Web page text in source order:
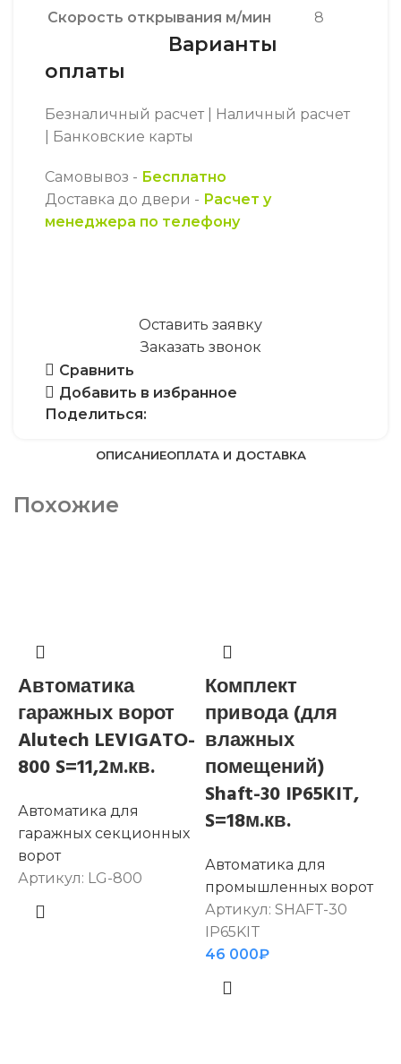
Скорость открывания м/мин 8
Варианты
оплаты
Безналичный расчет | Наличный расчет
| Банковские карты
Самовывоз - Бесплатно
Доставка до двери - Расчет у
менеджера по телефону
Оставить заявку
Заказать звонок
Сравнить
Добавить в избранное
Поделиться:
ОПИСАНИЕОПЛАТА И ДОСТАВКА
Похожие
Автоматика
гаражных ворот
Alutech LEVIGATO-
800 S=11,2м.кв.
Автоматика для
гаражных секционных
ворот
Артикул: LG-800
Комплект
привода (для
влажных
помещений)
Shaft-30 IP65KIT,
S=18м.кв.
Автоматика для
промышленных ворот
Артикул: SHAFT-30
IP65KIT
46 000₽